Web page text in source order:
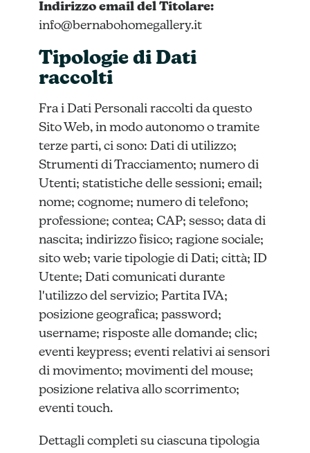
Indirizzo email del Titolare:
info@bernabohomegallery.it
Tipologie di Dati
raccolti
Fra i Dati Personali raccolti da questo
Sito Web, in modo autonomo o tramite
terze parti, ci sono: Dati di utilizzo;
Strumenti di Tracciamento; numero di
Utenti; statistiche delle sessioni; email;
nome; cognome; numero di telefono;
professione; contea; CAP; sesso; data di
nascita; indirizzo fisico; ragione sociale;
sito web; varie tipologie di Dati; città; ID
Utente; Dati comunicati durante
l'utilizzo del servizio; Partita IVA;
posizione geografica; password;
username; risposte alle domande; clic;
eventi keypress; eventi relativi ai sensori
di movimento; movimenti del mouse;
posizione relativa allo scorrimento;
eventi touch.
Dettagli completi su ciascuna tipologia